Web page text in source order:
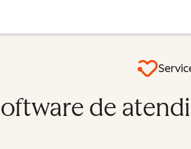
de